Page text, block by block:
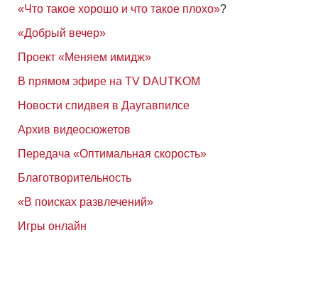
«Что такое хорошо и что такое плохо»?
«Добрый вечер»
Проект «Меняем имидж»
В прямом эфире на TV DAUTKOM
Новости спидвея в Даугавпилсе
Архив видеосюжетов
Передача «Оптимальная скорость»
Благотворительность
«В поисках развлечений»
Игры онлайн